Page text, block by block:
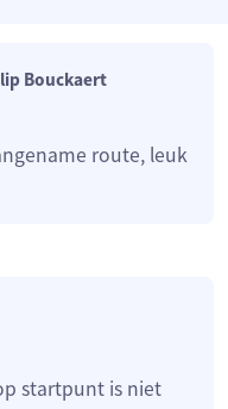
Bouckaert
route, leuk
startpunt is niet